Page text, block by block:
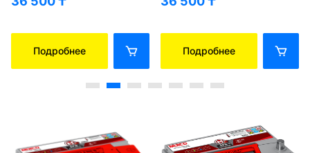
Подробнее Подробнее